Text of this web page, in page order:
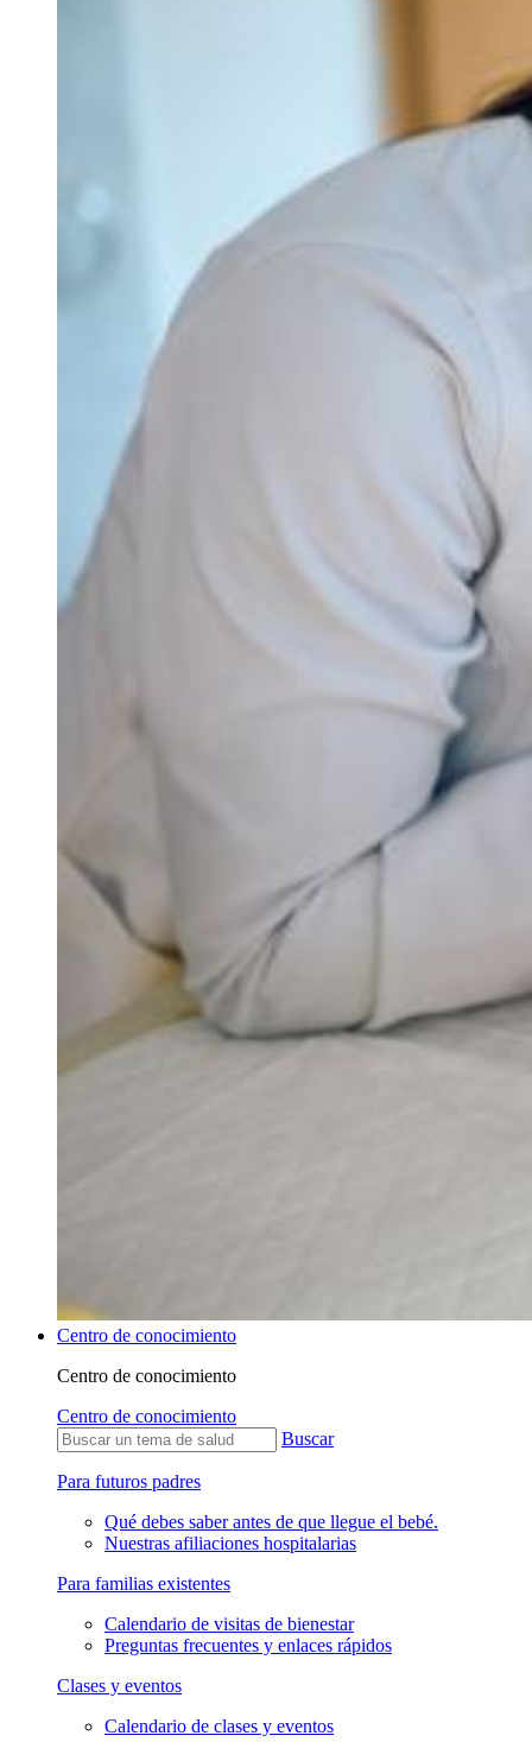
Centro de conocimiento
Centro de conocimiento
Centro de conocimiento
Buscar
Para futuros padres
Qué debes saber antes de que llegue el bebé.
Nuestras afiliaciones hospitalarias
Para familias existentes
Calendario de visitas de bienestar
Preguntas frecuentes y enlaces rápidos
Clases y eventos
Calendario de clases y eventos